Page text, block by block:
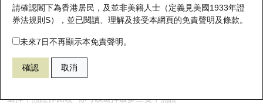
請確認閣下為香港居民，及並非美籍人士（定義見美國1933年證
券法規則S），並已閱讀、理解及接受本網頁的免責聲明及條款。
未來7日不再顯示本免責聲明。
確認 取消
表現 街貨統計 比較
49619 瑞銀牛證 NDX 納斯達克100指數
選擇牛熊證作比較 *你可以選擇最多三隻牛熊證
新發行瑞銀認股證
即將到期認股證
認股證到期結算價查詢
認股證分析儀
比較
牛熊證搜尋
牛熊證街貨分佈圖
正股牛熊證列表
新發行瑞銀牛熊證
比較
十大認股證成交分佈
十天股證佔大市成交
資金流
街貨統計
二十大活躍股份
恒指成份股
國指成份股
科指成份股
顯示所有持股比重
輪證專欄
講座及教育短片
認股證投資者教育
牛熊證投資者教育